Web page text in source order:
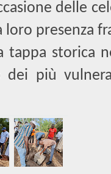
delle
loro presenza
tappa storica
dei più